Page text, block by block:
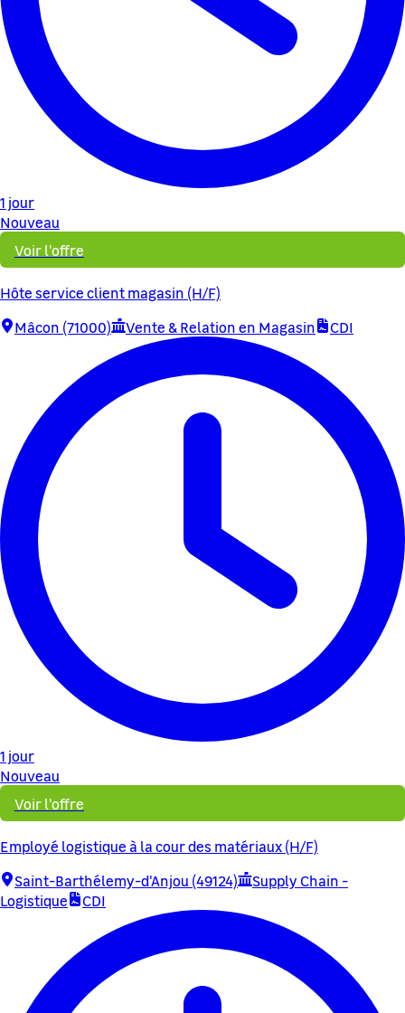
1 jour
Nouveau
Voir l'offre
Hôte service client magasin (H/F)
Mâcon (71000)
Vente & Relation en Magasin CDI
1 jour
Nouveau
Voir l'offre
Employé logistique à la cour des matériaux (H/F)
Saint-Barthélemy-d'Anjou (49124)
Supply Chain -
Logistique
CDI